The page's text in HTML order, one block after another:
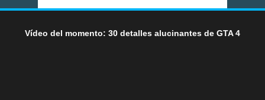
Vídeo del momento: 30 detalles alucinantes de GTA 4